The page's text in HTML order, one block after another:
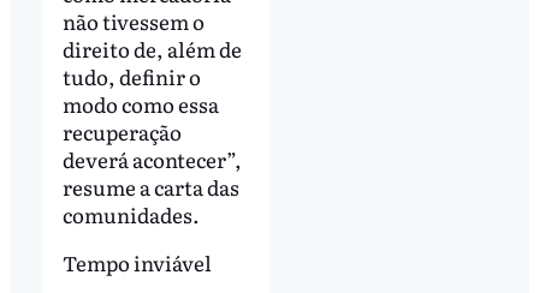
não tivessem o
direito de, além de
tudo, definir o
modo como essa
recuperação
deverá acontecer”,
resume a carta das
comunidades.
Tempo inviável